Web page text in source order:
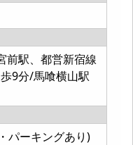
前駅、都営新宿線
9分/馬喰横山駅
パーキングあり)